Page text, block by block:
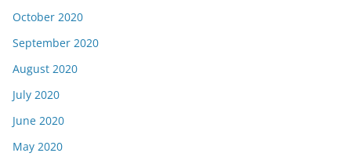
October 2020
September 2020
August 2020
July 2020
June 2020
May 2020